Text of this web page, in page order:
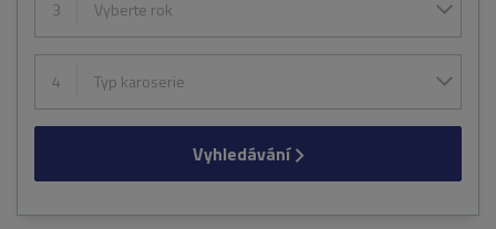
3 Vyberte rok
4 Typ karoserie
Vyhledávání